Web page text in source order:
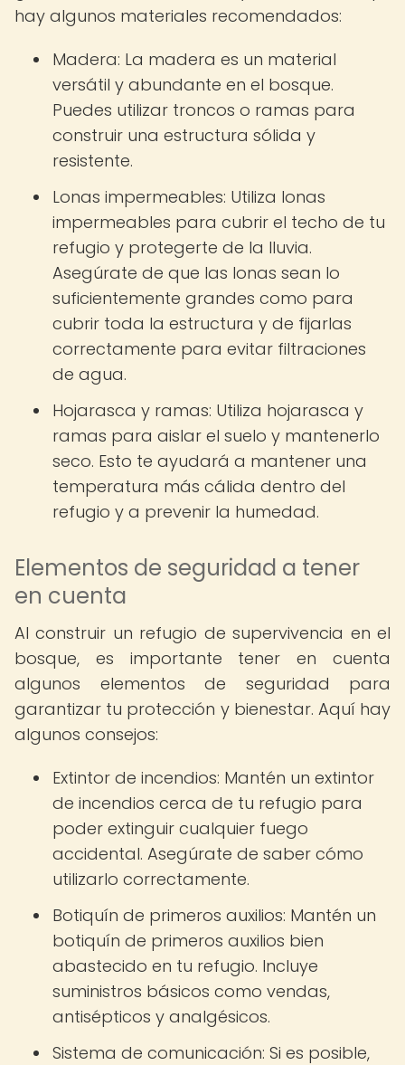
hay algunos materiales recomendados:
Madera: La madera es un material
versátil y abundante en el bosque.
Puedes utilizar troncos o ramas para
construir una estructura sólida y
resistente.
Lonas impermeables: Utiliza lonas
impermeables para cubrir el techo de tu
refugio y protegerte de la lluvia.
Asegúrate de que las lonas sean lo
suficientemente grandes como para
cubrir toda la estructura y de fijarlas
correctamente para evitar filtraciones
de agua.
Hojarasca y ramas: Utiliza hojarasca y
ramas para aislar el suelo y mantenerlo
seco. Esto te ayudará a mantener una
temperatura más cálida dentro del
refugio y a prevenir la humedad.
Elementos de seguridad a tener
en cuenta
Al construir un refugio de supervivencia en el
bosque, es importante tener en cuenta
algunos elementos de seguridad para
garantizar tu protección y bienestar. Aquí hay
algunos consejos:
Extintor de incendios: Mantén un extintor
de incendios cerca de tu refugio para
poder extinguir cualquier fuego
accidental. Asegúrate de saber cómo
utilizarlo correctamente.
Botiquín de primeros auxilios: Mantén un
botiquín de primeros auxilios bien
abastecido en tu refugio. Incluye
suministros básicos como vendas,
antisépticos y analgésicos.
Sistema de comunicación: Si es posible,